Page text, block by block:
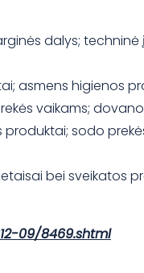
dalys;
asmens higienos
vaikams;
sodo
bei sveikatos
09/8469.shtml